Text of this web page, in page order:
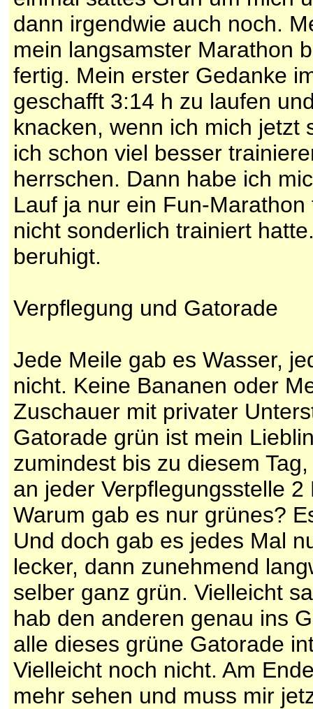
dann irgendwie auch noch.
mein langsamster Marathon
fertig. Mein erster Gedanke
geschafft 3:14 h zu laufen
knacken, wenn ich mich jetzt
ich schon viel besser
herrschen. Dann habe ich
Lauf ja nur ein Fun-
nicht sonderlich trainiert
beruhigt.
Verpflegung und Gatorade
Jede Meile gab es Wasser,
nicht. Keine Bananen oder
Zuschauer mit privater
Gatorade grün ist mein
zumindest bis zu diesem
an jeder Verpflegungsstelle
Warum gab es nur grünes?
Und doch gab es jedes Mal
lecker, dann zunehmend
selber ganz grün. Vielleicht
hab den anderen genau ins
alle dieses grüne Gatorade
Vielleicht noch nicht. Am
mehr sehen und muss mir